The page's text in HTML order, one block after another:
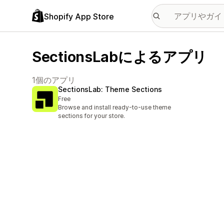
Shopify App Store
SectionsLabによるアプリ
1個のアプリ
SectionsLab: Theme Sections
Free
Browse and install ready-to-use theme
sections for your store.